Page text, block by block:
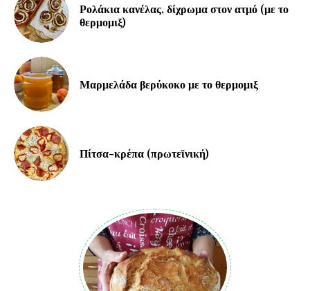
Ρολάκια κανέλας, δίχρωμα στον ατμό (με το
θερμομιξ)
Μαρμελάδα βερύκοκο με το θερμομιξ
Πίτσα-κρέπα (πρωτεϊνική)